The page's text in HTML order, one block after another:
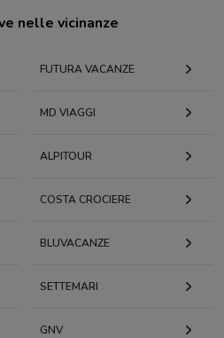
nelle vicinanze
FUTURA VACANZE
MD VIAGGI
ALPITOUR
COSTA CROCIERE
BLUVACANZE
SETTEMARI
GNV